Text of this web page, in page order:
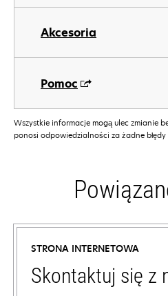
Akcesoria
Pomoc
Wszystkie informacje mogą ulec zmianie
ponosi odpowiedzialności za żadne
STRONA INTERNETOWA
Skontaktuj się z